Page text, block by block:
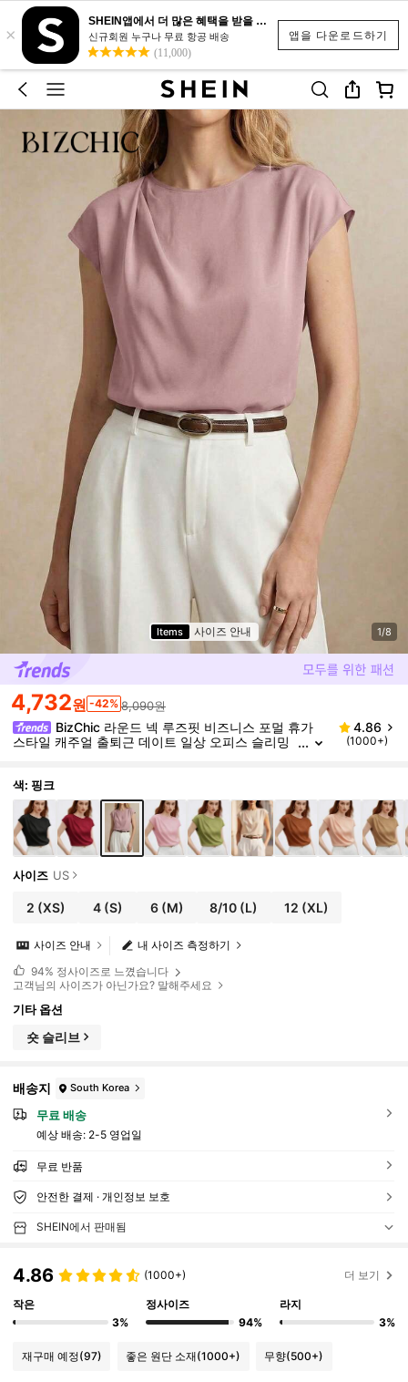
앱을 다운로드하기
×
SHEIN앱에서 더 많은 혜택을 받을 수 있어요.
신규회원 누구나 무료 항공 배송
(11,000)
Items 사이즈 안내 1/8
4,732원 -42% 8,090원
BizChic 라운드 넥 루즈핏 비즈니스 포멀 휴가
스타일 캐주얼 출퇴근 데이트 일상 오피스 슬리밍
핑 애프터눈 티 여행 미니멀리스트 셔츠
4.86
(1000+)
색: 핑크
사이즈 US
2 (XS) 4(S) 6(M) 8/10 (L) 12 (XL)
내 사이즈 측정하기
사이즈 안내
94% 정사이즈로 느꼈습니다
고객님의 사이즈가 아닌가요? 말해주세요
기타 옵션
숏 슬리브
배송지 South Korea
무료 배송
예상 배송: 2-5 영업일
무료 반품
안전한 결제 · 개인정보 보호
SHEIN에서 판매됨
4.86 (1000+) 더 보기
작은
3%
정사이즈
94%
라지
3%
재구매 예정(97) 좋은 원단 소재(1000+) 무향(500+)